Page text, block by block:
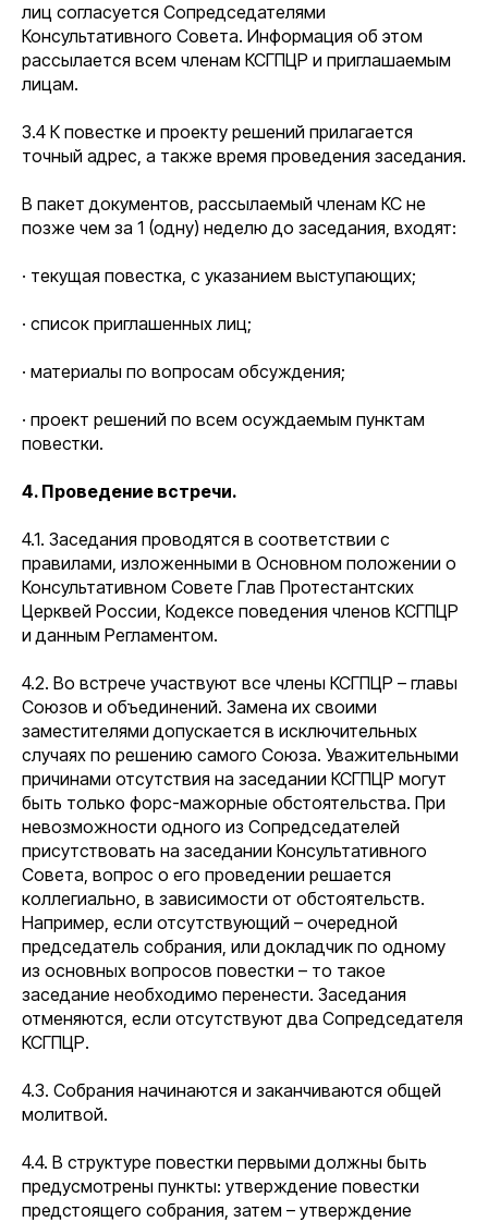
лиц согласуется Сопредседателями
Консультативного Совета. Информация об этом
рассылается всем членам КСГПЦР и приглашаемым
лицам.
3.4 К повестке и проекту решений прилагается
точный адрес, а также время проведения заседания.
В пакет документов, рассылаемый членам КС не
позже чем за 1 (одну) неделю до заседания, входят:
· текущая повестка, с указанием выступающих;
· список приглашенных лиц;
· материалы по вопросам обсуждения;
· проект решений по всем осуждаемым пунктам
повестки.
4. Проведение встречи.
4.1. Заседания проводятся в соответствии с
правилами, изложенными в Основном положении о
Консультативном Совете Глав Протестантских
Церквей России, Кодексе поведения членов КСГПЦР
и данным Регламентом.
4.2. Во встрече участвуют все члены КСГПЦР – главы
Союзов и объединений. Замена их своими
заместителями допускается в исключительных
случаях по решению самого Союза. Уважительными
причинами отсутствия на заседании КСГПЦР могут
быть только форс-мажорные обстоятельства. При
невозможности одного из Сопредседателей
присутствовать на заседании Консультативного
Совета, вопрос о его проведении решается
коллегиально, в зависимости от обстоятельств.
Например, если отсутствующий – очередной
председатель собрания, или докладчик по одному
из основных вопросов повестки – то такое
заседание необходимо перенести. Заседания
отменяются, если отсутствуют два Сопредседателя
КСГПЦР.
4.3. Собрания начинаются и заканчиваются общей
молитвой.
4.4. В структуре повестки первыми должны быть
предусмотрены пункты: утверждение повестки
предстоящего собрания, затем – утверждение